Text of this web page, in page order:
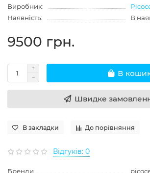
Виробник:
Наявність:
В
9500 грн.
В
Швидке
В закладки До порівняння
Відгуків: 0
Бренди